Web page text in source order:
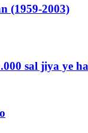
(1959-2003)
sal jiya ye